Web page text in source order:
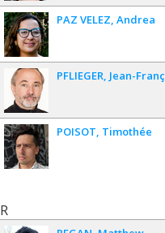
PAZ VELEZ Andrea
PFLIEGER Jean-
POISOT Timothée
R